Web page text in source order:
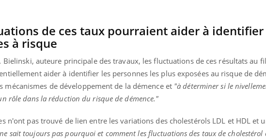
de ces taux pourraient aider à identifier
à risque
Bielinski, auteure principale des travaux, les fluctuations de ces résultats au
aider à identifier les personnes les plus exposées au risque de
mécanismes de développement de la démence et "à déterminer si le
rôle dans la réduction du risque de démence."
n'ont pas trouvé de lien entre les variations des cholestérols LDL et HDL et
sait toujours pas pourquoi et comment les fluctuations des taux de cholestérol
Mains :
à aborder...
des
Youtube
Carence en fer : comprendre pour
Fatigue, irritabilité, brouillard mental ou
même alopécie… Les symptômes de la
carence en fer sont multiples ce qui la rend
...
En 2026, l'insuline
reste entourée